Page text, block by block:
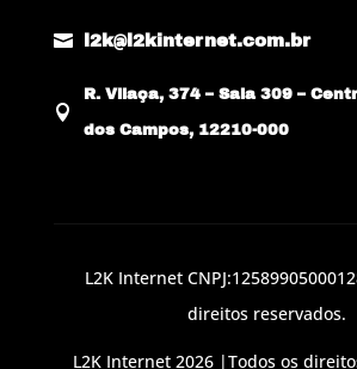
 l2k@l2kinternet.com.br

R. Vilaça, 374 – Sala 309 –
dos Campos, 12210-000
L2K Internet
direitos reservados.
L2K Internet 2026 |Todos os